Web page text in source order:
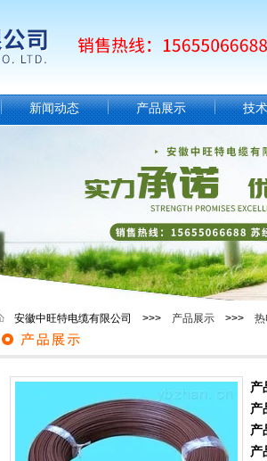
新闻动态 产品展示 技
安徽中旺特电缆有限公司 >>> 产品展示 >>>
产
产
产
产